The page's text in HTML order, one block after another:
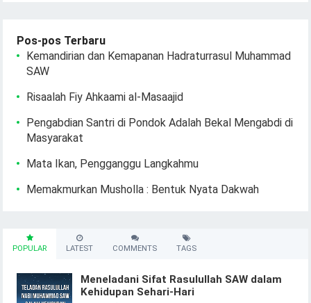
Pos-pos Terbaru
Kemandirian dan Kemapanan Hadraturrasul Muhammad
SAW
Risaalah Fiy Ahkaami al-Masaajid
Pengabdian Santri di Pondok Adalah Bekal Mengabdi di
Masyarakat
Mata Ikan, Pengganggu Langkahmu
Memakmurkan Musholla : Bentuk Nyata Dakwah
POPULAR LATEST COMMENTS TAGS
Meneladani Sifat Rasulullah SAW dalam
Kehidupan Sehari-Hari